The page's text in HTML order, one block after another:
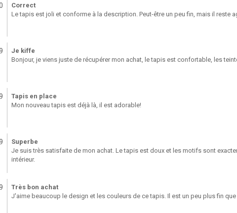
Correct
Le tapis est joli et conforme à la description. Peut-être un peu fin, mais il reste
Je kiffe
Bonjour, je viens juste de récupérer mon achat, le tapis est confortable, les
Tapis en place
Mon nouveau tapis est déjà là, il est adorable!
Superbe
Je suis très satisfaite de mon achat. Le tapis est doux et les motifs sont
intérieur.
Très bon achat
J'aime beaucoup le design et les couleurs de ce tapis. Il est un peu plus fin